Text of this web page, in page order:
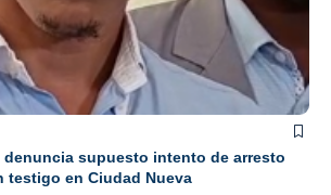
denuncia supuesto intento de arresto
testigo en Ciudad Nueva